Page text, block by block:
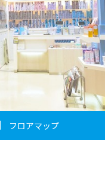
フロアマップ